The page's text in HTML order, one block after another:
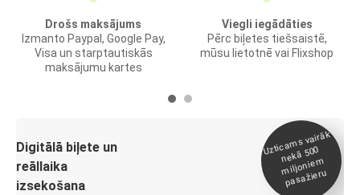
Drošs maksājums
Izmanto Paypal, Google Pay,
Visa un starptautiskās
maksājumu kartes
Viegli iegādāties
Pērc biļetes tiešsaistē,
mūsu lietotnē vai Flixshop
Digitālā biļete un
reāllaika
izsekošana
Uztica
ms vairāk
nekā 500
miljonie
m
pasažieru